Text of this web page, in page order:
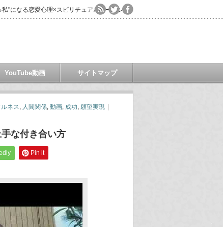
"になる恋愛心理×スピリチュアルコーチング
YouTube動画 サイトマップ
ネス, 人間関係, 動画, 成功, 願望実現
な付き合い方
Pin it